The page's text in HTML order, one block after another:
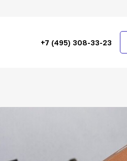
+7 (495) 308-33-23